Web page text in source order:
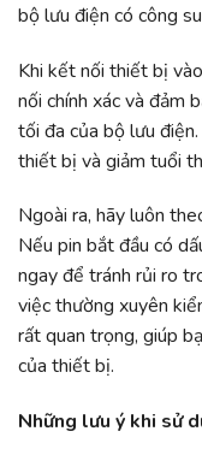
bộ lưu điện có công
Khi kết nối thiết bị
nối chính xác và đảm
tối đa của bộ lưu
thiết bị và giảm tuổi
Ngoài ra, hãy luôn
Nếu pin bắt đầu có
ngay để tránh rủi ro
việc thường xuyên
rất quan trọng, giúp
của thiết bị.
Những lưu ý khi sử